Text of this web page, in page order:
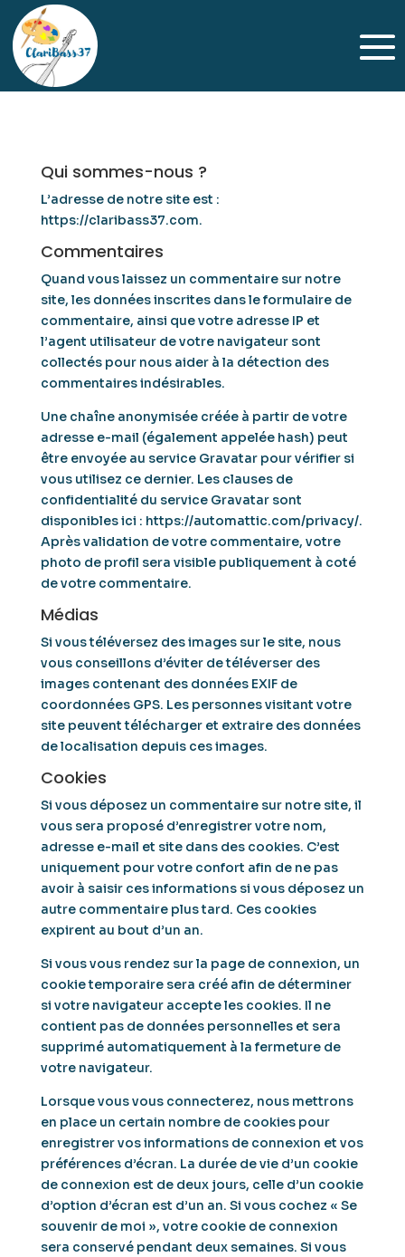
Qui sommes-nous ?
L’adresse de notre site est :
https://claribass37.com.
Commentaires
Quand vous laissez un commentaire sur notre
site, les données inscrites dans le formulaire de
commentaire, ainsi que votre adresse IP et
l’agent utilisateur de votre navigateur sont
collectés pour nous aider à la détection des
commentaires indésirables.
Une chaîne anonymisée créée à partir de votre
adresse e-mail (également appelée hash) peut
être envoyée au service Gravatar pour vérifier si
vous utilisez ce dernier. Les clauses de
confidentialité du service Gravatar sont
disponibles ici : https://automattic.com/privacy/.
Après validation de votre commentaire, votre
photo de profil sera visible publiquement à coté
de votre commentaire.
Médias
Si vous téléversez des images sur le site, nous
vous conseillons d’éviter de téléverser des
images contenant des données EXIF de
coordonnées GPS. Les personnes visitant votre
site peuvent télécharger et extraire des données
de localisation depuis ces images.
Cookies
Si vous déposez un commentaire sur notre site, il
vous sera proposé d’enregistrer votre nom,
adresse e-mail et site dans des cookies. C’est
uniquement pour votre confort afin de ne pas
avoir à saisir ces informations si vous déposez un
autre commentaire plus tard. Ces cookies
expirent au bout d’un an.
Si vous vous rendez sur la page de connexion, un
cookie temporaire sera créé afin de déterminer
si votre navigateur accepte les cookies. Il ne
contient pas de données personnelles et sera
supprimé automatiquement à la fermeture de
votre navigateur.
Lorsque vous vous connecterez, nous mettrons
en place un certain nombre de cookies pour
enregistrer vos informations de connexion et vos
préférences d’écran. La durée de vie d’un cookie
de connexion est de deux jours, celle d’un cookie
d’option d’écran est d’un an. Si vous cochez « Se
souvenir de moi », votre cookie de connexion
sera conservé pendant deux semaines. Si vous